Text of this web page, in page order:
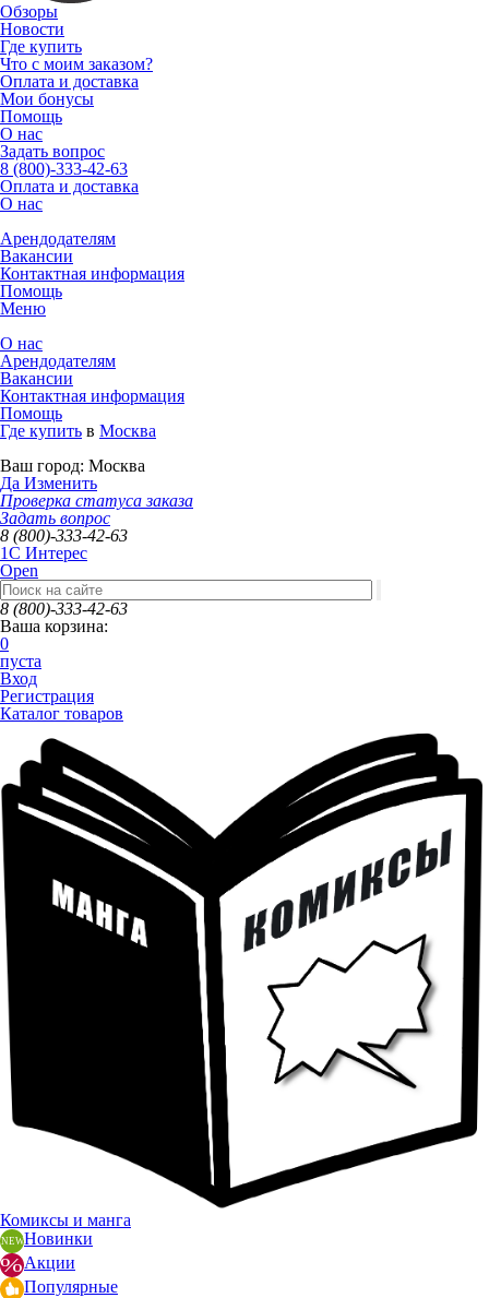
Обзоры
Новости
Где купить
Что с моим заказом?
Оплата и доставка
Мои бонусы
Помощь
О нас
Задать вопрос
8 (800)-333-42-63
Оплата и доставка
О нас
Арендодателям
Вакансии
Контактная информация
Помощь
Меню
О нас
Арендодателям
Вакансии
Контактная информация
Помощь
Где купить в Москва
Ваш город: Москва
Да Изменить
Проверка статуса заказа
Задать вопрос
8 (800)-333-42-63
1C Интерес
Open
8 (800)-333-42-63
Ваша корзина:
0
пуста
Вход
Регистрация
Каталог товаров
Комиксы и манга
Новинки
Акции
Популярные